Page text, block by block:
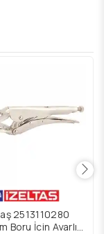
2513110280
Boru İçin Ayarlı